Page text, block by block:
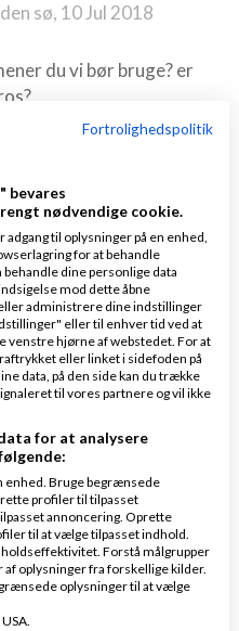
sø, 10 Jul 2018
du vi bør bruge? er
helt og holdent af den
af flere penge, andre
klap på skulderen
ansvar.
den sø, 18 Jul 2018
være en integreret del
kun kommer ved den
vi er kommet langt
Så vil den
Fortrolighedspolitik
bevares
nødvendige cookie.
til oplysninger på en enhed,
for at behandle
dine personlige data
mod dette åbne
administrere dine indstillinger
eller til enhver tid ved at
venstre hjørne af webstedet. For at
eller linket i sidefoden på
data, på den side kan du trække
til vores partnere og vil ikke
for at analysere
enhed. Bruge begrænsede
profiler til tilpasset
annoncering. Oprette
til at vælge tilpasset indhold.
Forstå målgrupper
oplysninger fra forskellige kilder.
oplysninger til at vælge